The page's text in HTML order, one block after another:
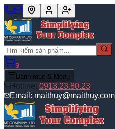
0
Danh mục & Menu
Hotline: 0913.23.80.23
Email: maithuy@maithuy.com